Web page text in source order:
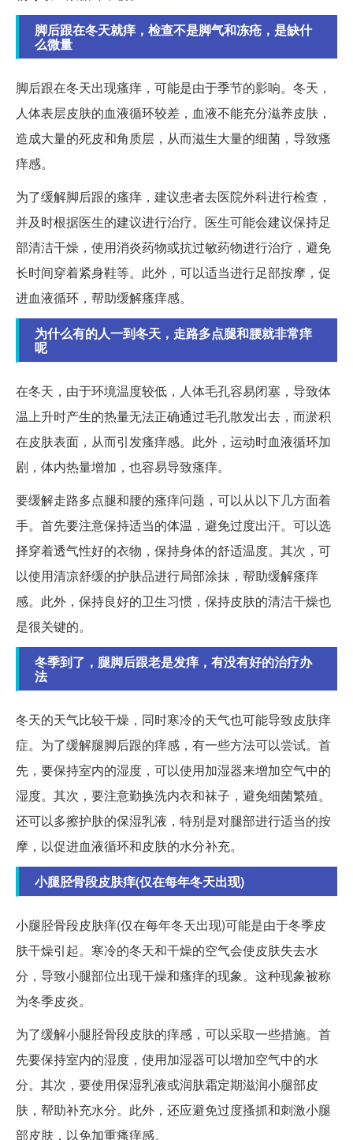
脚后跟在冬天就痒，检查不是脚气和冻疮，是缺什
么微量
脚后跟在冬天出现瘙痒，可能是由于季节的影响。冬天，
人体表层皮肤的血液循环较差，血液不能充分滋养皮肤，
造成大量的死皮和角质层，从而滋生大量的细菌，导致瘙
痒感。
为了缓解脚后跟的瘙痒，建议患者去医院外科进行检查，
并及时根据医生的建议进行治疗。医生可能会建议保持足
部清洁干燥，使用消炎药物或抗过敏药物进行治疗，避免
长时间穿着紧身鞋等。此外，可以适当进行足部按摩，促
进血液循环，帮助缓解瘙痒感。
为什么有的人一到冬天，走路多点腿和腰就非常痒
呢
在冬天，由于环境温度较低，人体毛孔容易闭塞，导致体
温上升时产生的热量无法正确通过毛孔散发出去，而淤积
在皮肤表面，从而引发瘙痒感。此外，运动时血液循环加
剧，体内热量增加，也容易导致瘙痒。
要缓解走路多点腿和腰的瘙痒问题，可以从以下几方面着
手。首先要注意保持适当的体温，避免过度出汗。可以选
择穿着透气性好的衣物，保持身体的舒适温度。其次，可
以使用清凉舒缓的护肤品进行局部涂抹，帮助缓解瘙痒
感。此外，保持良好的卫生习惯，保持皮肤的清洁干燥也
是很关键的。
冬季到了，腿脚后跟老是发痒，有没有好的治疗办
法
冬天的天气比较干燥，同时寒冷的天气也可能导致皮肤痒
症。为了缓解腿脚后跟的痒感，有一些方法可以尝试。首
先，要保持室内的湿度，可以使用加湿器来增加空气中的
湿度。其次，要注意勤换洗内衣和袜子，避免细菌繁殖。
还可以多擦护肤的保湿乳液，特别是对腿部进行适当的按
摩，以促进血液循环和皮肤的水分补充。
小腿胫骨段皮肤痒(仅在每年冬天出现)
小腿胫骨段皮肤痒(仅在每年冬天出现)可能是由于冬季皮
肤干燥引起。寒冷的冬天和干燥的空气会使皮肤失去水
分，导致小腿部位出现干燥和瘙痒的现象。这种现象被称
为冬季皮炎。
为了缓解小腿胫骨段皮肤的痒感，可以采取一些措施。首
先要保持室内的湿度，使用加湿器可以增加空气中的水
分。其次，要使用保湿乳液或润肤霜定期滋润小腿部皮
肤，帮助补充水分。此外，还应避免过度搔抓和刺激小腿
部皮肤，以免加重瘙痒感。